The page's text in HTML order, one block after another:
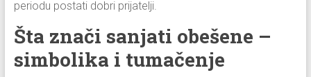
periodu postati dobri prijatelji.
Šta znači sanjati obešene –
simbolika i tumačenje